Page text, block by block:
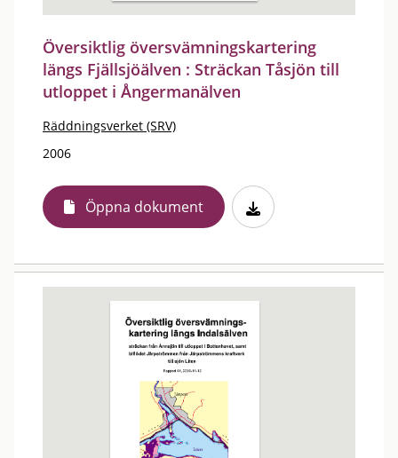
Översiktlig översvämningskartering
längs Fjällsjöälven : Sträckan Tåsjön till
utloppet i Ångermanälven
Räddningsverket (SRV)
2006
Öppna dokument